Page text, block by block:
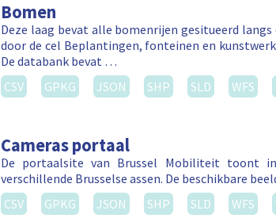
Bomen
Deze laag bevat alle bomenrijen gesitueerd
door de cel Beplantingen, fonteinen en
De databank bevat …
CSV
GPKG JSON SHP SLD WFS
Cameras portaal
De portaalsite van Brussel Mobiliteit toont
verschillende Brusselse assen. De beschikbare
CSV
GPKG JSON SHP SLD WFS